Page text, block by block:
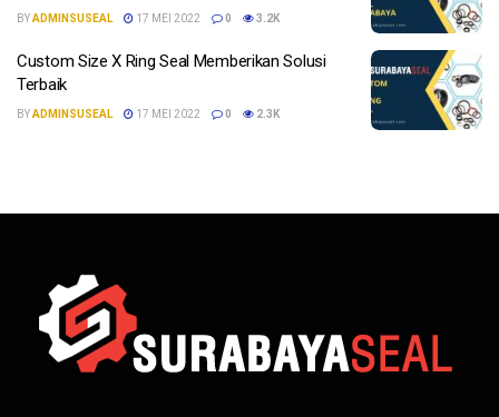
BYADMINSUSEAL 17 MEI 2022 0 3.2K
Custom Size X Ring Seal Memberikan Solusi
Terbaik
BYADMINSUSEAL 17 MEI 2022 0 2.3K